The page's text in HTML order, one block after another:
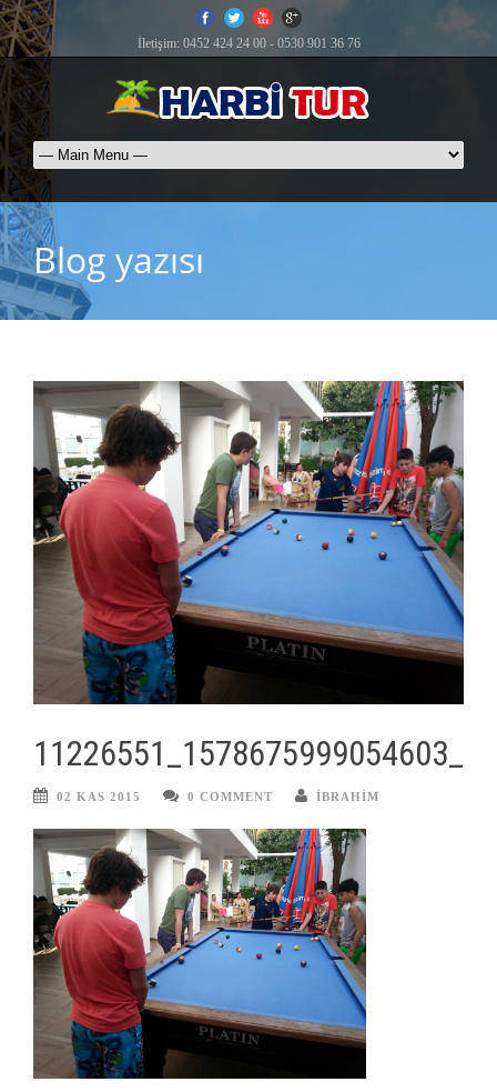
İletişim: 0452 424 24 00 - 0530 901 36 76
Blog yazısı
02 KAS 2015 0 COMMENT IBRAHIM